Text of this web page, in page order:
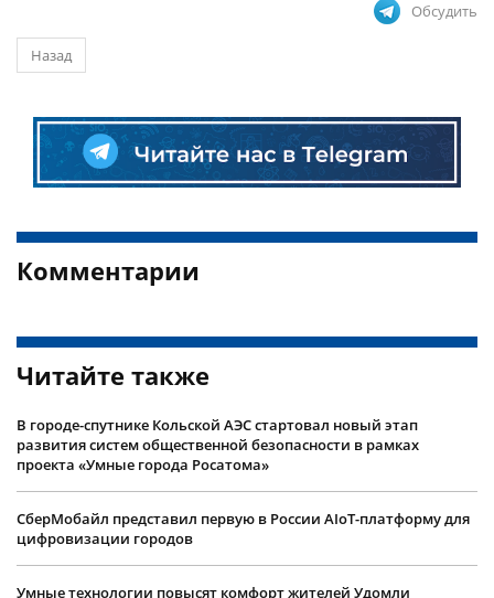
Обсудить
Назад
Комментарии
Читайте также
В городе-спутнике Кольской АЭС стартовал новый этап
развития систем общественной безопасности в рамках
проекта «Умные города Росатома»
СберМобайл представил первую в России AIoT-платформу для
цифровизации городов
Умные технологии повысят комфорт жителей Удомли